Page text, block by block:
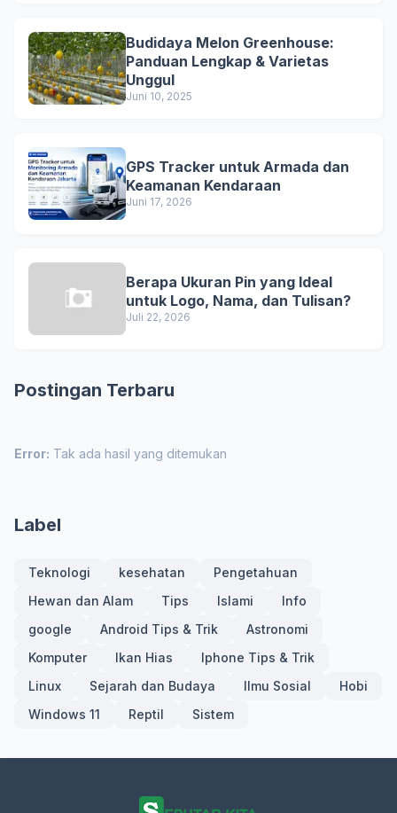
Budidaya Melon Greenhouse:
Panduan Lengkap & Varietas
Unggul
Juni 10, 2025
GPS Tracker untuk Armada dan
Keamanan Kendaraan
Juni 17, 2026
Berapa Ukuran Pin yang Ideal
untuk Logo, Nama, dan Tulisan?
Juli 22, 2026
Postingan Terbaru
Error: Tak ada hasil yang ditemukan
Label
Teknologi kesehatan
Pengetahuan
Hewan dan Alam
Tips Islami
Info
google
Android Tips & Trik
Astronomi
Komputer
Ikan Hias
Iphone Tips & Trik
Linux
Sejarah dan Budaya Ilmu Sosial
Hobi
Windows 11
Reptil Sistem